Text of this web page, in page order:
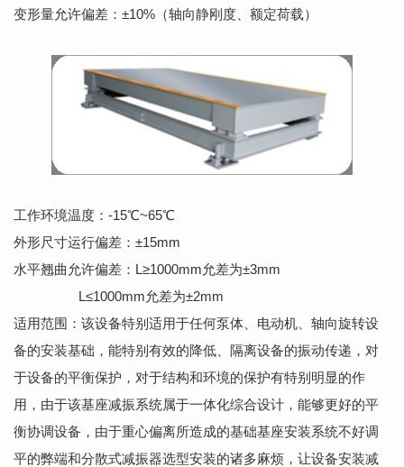
变形量允许偏差：±10%（轴向静刚度、额定荷载）
工作环境温度：-15℃~65℃
外形尺寸运行偏差：±15mm
水平翘曲允许偏差：L≥1000mm允差为±3mm
L≤1000mm允差为±2mm
适用范围：该设备特别适用于任何泵体、电动机、轴向旋转设
备的安装基础，能特别有效的降低、隔离设备的振动传递，对
于设备的平衡保护，对于结构和环境的保护有特别明显的作
用，由于该基座减振系统属于一体化综合设计，能够更好的平
衡协调设备，由于重心偏离所造成的基础基座安装系统不好调
平的弊端和分散式减振器选型安装的诸多麻烦，让设备安装减